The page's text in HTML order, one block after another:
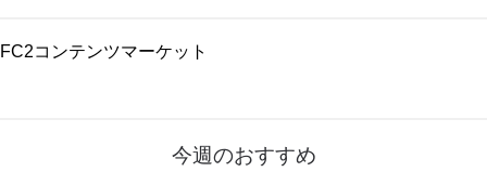
FC2コンテンツマーケット
今週のおすすめ